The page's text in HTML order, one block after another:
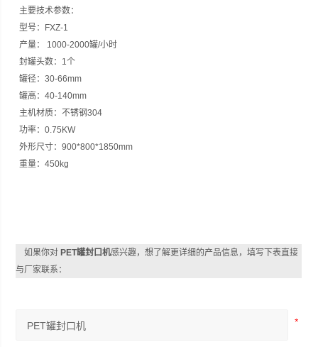
主要技术参数：
型号：FXZ-1
产量： 1000-2000罐/小时
封罐头数：1个
罐径：30-66mm
罐高：40-140mm
主机材质：不锈钢304
功率：0.75KW
外形尺寸：900*800*1850mm
重量：450kg
如果你对 PET罐封口机感兴趣，想了解更详细的产品信息，填写下表直接
与厂家联系：